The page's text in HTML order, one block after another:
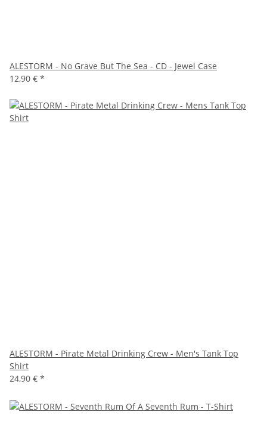
ALESTORM - No Grave But The Sea - CD - Jewel Case
12,90 € *
ALESTORM - Pirate Metal Drinking Crew - Men's Tank Top
Shirt
24,90 € *